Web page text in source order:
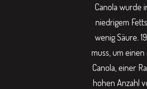
Canola wurde
niedrigem
wenig Säure.
muss, um
Canola, einer
hohen Anzahl